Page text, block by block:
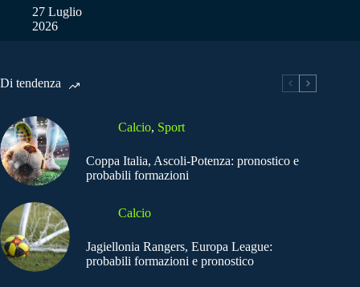
27 Luglio
2026
Di tendenza
Calcio, Sport
Coppa Italia, Ascoli-Potenza: pronostico e
probabili formazioni
Calcio
Jagiellonia Rangers, Europa League:
probabili formazioni e pronostico